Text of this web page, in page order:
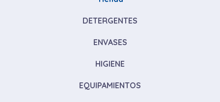
DETERGENTES
ENVASES
HIGIENE
EQUIPAMIENTOS